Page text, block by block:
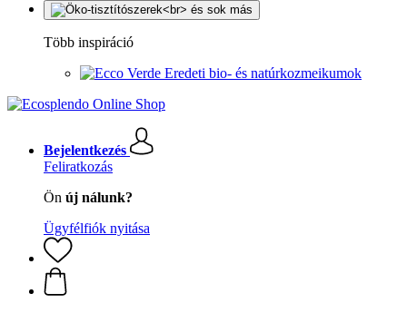
Több inspiráció
Eredeti bio- és natúrkozmeikumok
Bejelentkezés
Feliratkozás
Ön új nálunk?
Ügyfélfiók nyitása